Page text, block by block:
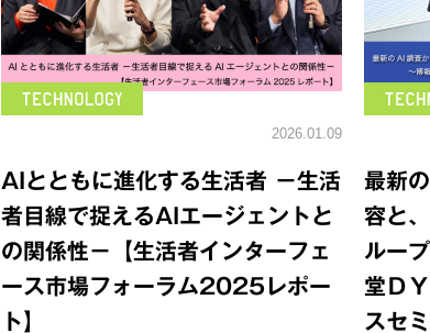
2026.01.09
AIとともに進化する生活者 －生活
者目線で捉えるAIエージェントと
の関係性－【生活者インターフェ
ース市場フォーラム2025レポー
ト】
最新
容と
ルー
堂Ｄ
スセ